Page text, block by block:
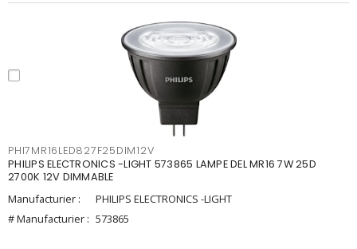
PHI7MR16LED827F25DIM12V
PHILIPS ELECTRONICS -LIGHT 573865 LAMPE DEL MR16 7W 25D
2700K 12V DIMMABLE
Manufacturier :
PHILIPS ELECTRONICS -LIGHT
# Manufacturier : 573865